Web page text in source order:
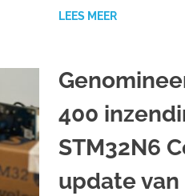
LEES MEER
400
STM32N6
update